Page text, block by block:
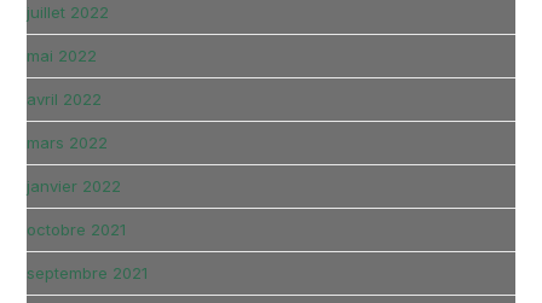
juillet 2022
mai 2022
avril 2022
mars 2022
janvier 2022
octobre 2021
septembre 2021